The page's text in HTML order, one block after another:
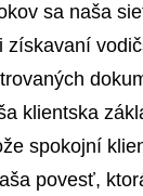
sa naša
získavaní
klientska
spokojní
povesť,